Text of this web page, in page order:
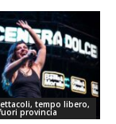
tempo libero,
provincia